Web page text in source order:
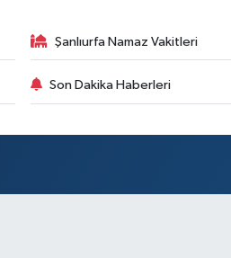
Şanlıurfa Namaz Vakitleri
Son Dakika Haberleri